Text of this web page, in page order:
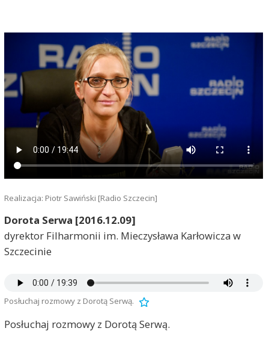
Realizacja: Piotr Sawiński [Radio Szczecin]
Dorota Serwa [2016.12.09]
dyrektor Filharmonii im. Mieczysława Karłowicza w
Szczecinie
Posłuchaj rozmowy z Dorotą Serwą.
Posłuchaj rozmowy z Dorotą Serwą.